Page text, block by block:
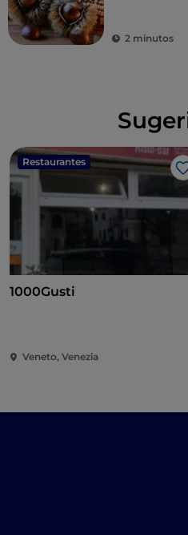
2 minutos
Restaurantes
1000Gusti
Veneto, Venezia